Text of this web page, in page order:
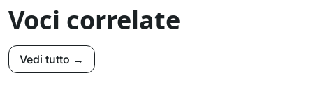
Voci correlate
Vedi tutto →